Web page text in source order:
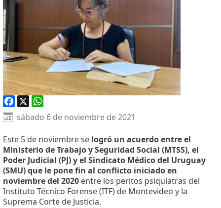
Facebook
X WhatsApp
sábado 6 de noviembre de 2021
Este 5 de noviembre se logró un acuerdo entre el
Ministerio de Trabajo y Seguridad Social (MTSS), el
Poder Judicial (PJ) y el Sindicato Médico del Uruguay
(SMU) que le pone fin al conflicto iniciado en
noviembre del 2020 entre los peritos psiquiatras del
Instituto Técnico Forense (ITF) de Montevideo y la
Suprema Corte de Justicia.